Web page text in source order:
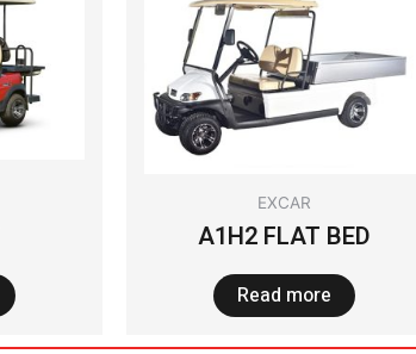
EXCAR
A1H2 FLAT BED
Read more